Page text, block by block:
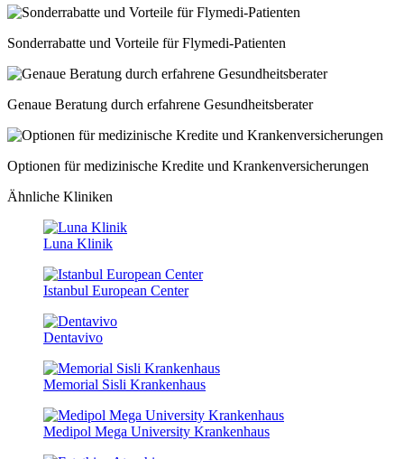
Sonderrabatte und Vorteile für Flymedi-Patienten
Genaue Beratung durch erfahrene Gesundheitsberater
Optionen für medizinische Kredite und Krankenversicherungen
Ähnliche Kliniken
Luna Klinik
Istanbul European Center
Dentavivo
Memorial Sisli Krankenhaus
Medipol Mega University Krankenhaus